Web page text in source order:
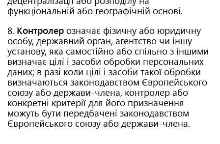
функціональній або географічній основі.
8. Контролер означає фізичну або юридичну
особу, державний орган, агентство чи іншу
установу, яка самостійно або спільно з іншими
визначає цілі і засоби обробки персональних
даних; в разі коли цілі і засоби такої обробки
визначаються законодавством Європейського
союзу або держави-члена, контролер або
конкретні критерії для його призначення
можуть бути передбачені законодавством
Європейського союзу або держави-члена.